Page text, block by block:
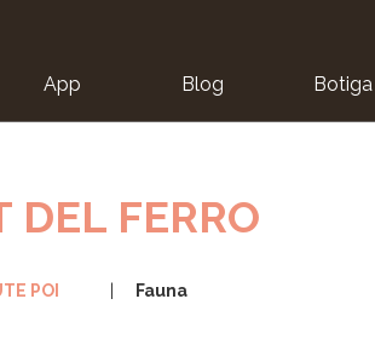
App Blog Botiga
DEL FERRO
POI Fauna